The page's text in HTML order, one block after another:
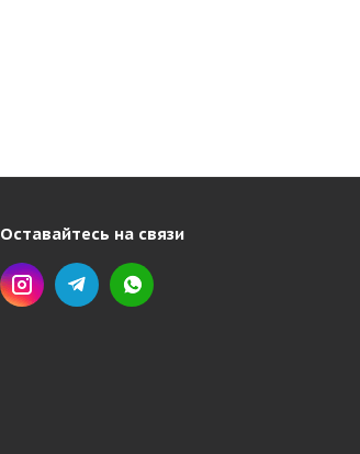
Оставайтесь на связи